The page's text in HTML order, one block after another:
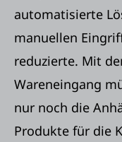
automatisierte
manuellen
reduzierte. Mit
Wareneingang
nur noch die
Produkte für die